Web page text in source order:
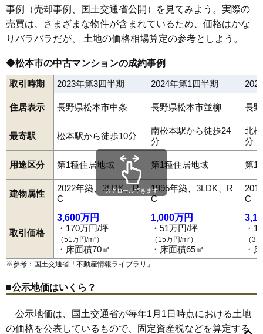
事例（売却事例、国土交通省公開）を見てみよう。実際の
売買は、さまざまな物件が含まれているため、価格はかな
りバラバラだが、 土地の価格相場算定の参考としよう。
◆松本市の中古マンションの成約事例
取引時期 2023年第3四半期 2024年第1四半期
住居表示 長野県松本市中条 長野県松本市並柳 長
最寄駅 松本駅から徒歩10分
南松本駅から徒歩24
分
北
分
用途区分 第1種住居地域 第1種住居地域 第1
建物属性
2022年築、3LDK、R
C
1995年築、3LDK、R
C
C
取引価格
3,600万円
・170万円/坪
（51万円/m²）
・床面積70㎡
1,000万円
・51万円/坪
（15万円/m²）
・床面積65㎡
・
（
・
スクロールできます
※参考：国土交通省「不動産情報ライブラリ 」
■公示地価はいくら？
公示地価は、国土交通省が毎年1月1日時点における土地
の価格を公表しているもので、固定資産税などを算定する